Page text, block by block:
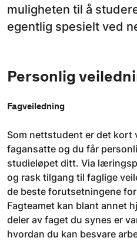
muligheten til å
egentlig spesielt ved
Personlig
Fagveiledning
Som nettstudent er det kort
fagansatte og du får
studieløpet ditt. Via
og rask tilgang til faglige
de beste forutsetningene
Fagteamet kan blant annet
deler av faget du synes er
hvordan du kan besvare